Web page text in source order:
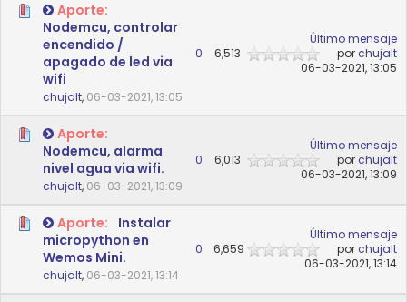
Aporte:
Nodemcu, controlar
encendido /
apagado de led via
wifi
chujalt, 06-03-2021, 13:05
0 6,513
Último mensaje
por chujalt
06-03-2021, 13:05
Aporte:
Nodemcu, alarma
nivel agua via wifi.
chujalt, 06-03-2021, 13:09
0 6,013
Último mensaje
por chujalt
06-03-2021, 13:09
Aporte:
Instalar
micropython en
Wemos Mini.
chujalt, 06-03-2021, 13:14
0 6,659
Último mensaje
por chujalt
06-03-2021, 13:14